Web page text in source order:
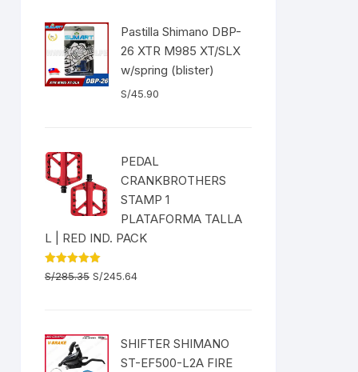
Pastilla Shimano DBP-
26 XTR M985 XT/SLX
w/spring (blister)
S/45.90
PEDAL
CRANKBROTHERS
STAMP 1
PLATAFORMA TALLA
L | RED IND. PACK
Valorado
con 5.00
S/285.35 El
era:
S/285.35.
S/245.64El
S/245.64.
SHIFTER SHIMANO
ST-EF500-L2A FIRE